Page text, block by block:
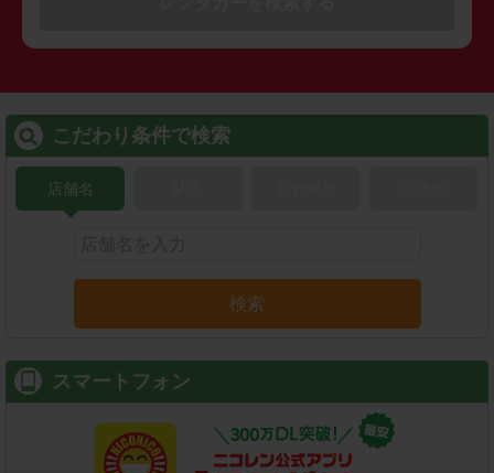
こだわり条件で検索
店舗名
検索
スマートフォン